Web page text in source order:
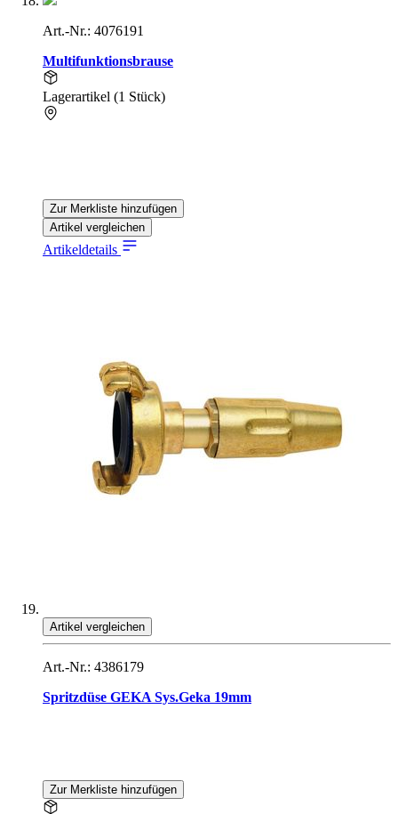
Art.-Nr.: 4076191
Multifunktionsbrause
Lagerartikel (1 Stück)
Zur Merkliste hinzufügen
Artikel vergleichen
Artikeldetails
Artikel vergleichen
Art.-Nr.: 4386179
Spritzdüse GEKA Sys.Geka 19mm
Zur Merkliste hinzufügen